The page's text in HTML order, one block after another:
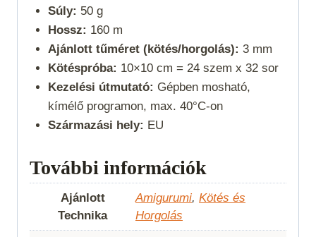
Súly: 50 g
Hossz: 160 m
Ajánlott tűméret (kötés/horgolás): 3 mm
Kötéspróba: 10×10 cm = 24 szem x 32 sor
Kezelési útmutató: Gépben mosható,
kímélő programon, max. 40°C-on
Származási hely: EU
További információk
Ajánlott
Technika
Amigurumi, Kötés és
Horgolás